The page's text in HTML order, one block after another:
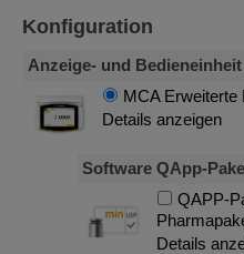
Konfiguration
Anzeige- und Bedieneinheit
MCA Erweiterte
Details anzeigen
Software QApp-
QAPP-
Details